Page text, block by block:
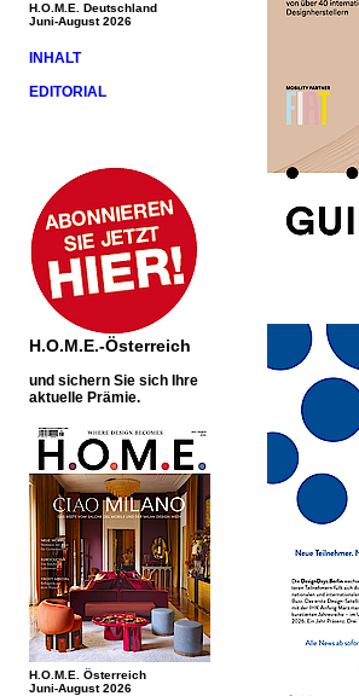
H.O.M.E. Deutschland
Juni-August 2026
INHALT
EDITORIAL
H.O.M.E.-Österreich
und sichern Sie sich Ihre
aktuelle Prämie.
H.O.M.E. Österreich
Juni-August 2026